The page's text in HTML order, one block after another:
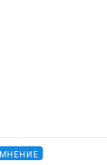
МНЕНИЕ